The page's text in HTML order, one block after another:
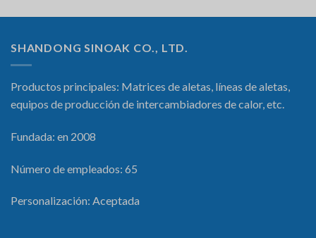
SHANDONG SINOAK CO., LTD.
Productos principales: Matrices de aletas, líneas de aletas,
equipos de producción de intercambiadores de calor, etc.
Fundada: en 2008
Número de empleados: 65
Personalización: Aceptada